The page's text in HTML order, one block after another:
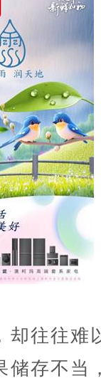
往往难
储存不当